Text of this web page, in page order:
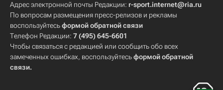
Адрес электронной почты Редакции: r-sport.internet@ria.ru
По вопросам размещения пресс-релизов и рекламы
воспользуйтесьформой обратной связи
Телефон Редакции: 7 (495) 645-6601
Чтобы связаться с редакцией или сообщить обо всех
замеченных ошибках, воспользуйтесьформой обратной
связи.